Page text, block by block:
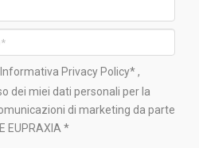
Privacy Policy*,
dei miei dati personali per la
di marketing da parte
EUPRAXIA *